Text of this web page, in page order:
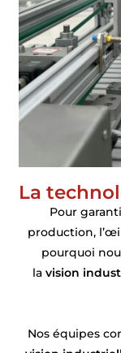
La
Pour
production,
pourquoi
lavision
Nos équipes